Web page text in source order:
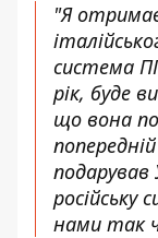
"Я
система
рік, буде
що вона
подарував
нами так